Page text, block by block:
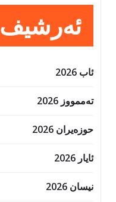
ئەرشیف
ئاب 2026
تەممووز 2026
حوزه‌یران 2026
ئایار 2026
نیسان 2026